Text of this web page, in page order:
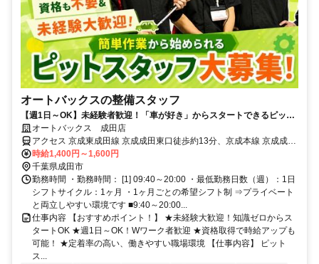
オートバックスの整備スタッフ
【週1日～OK】未経験者歓迎！「車が好き」からスタートできるピット
スタッフ！CMでもお馴染み★オートバックスでのお仕事になります！
オートバックス 成田店
アクセス 京成東成田線 京成成田東口徒歩約13分、京成本線 京成成田
東口徒歩約13分、ＪＲ成田線 成田東口徒歩約16分
時給1,400円～1,600円
千葉県成田市
勤務時間 ・勤務時間： [1] 09:40～20:00 ・最低勤務日数（週）：1日
シフトサイクル：1ヶ月 ・1ヶ月ごとの希望シフト制 ⇒プライベート
と両立しやすい環境です ■9:40～20:00...
仕事内容 【おすすめポイント！】 ★未経験大歓迎！知識ゼロからス
タートOK ★週1日～OK！Wワーク者歓迎 ★資格取得で時給アップも
可能！ ★定着率の高い、働きやすい職場環境 【仕事内容】 ピット
ス...